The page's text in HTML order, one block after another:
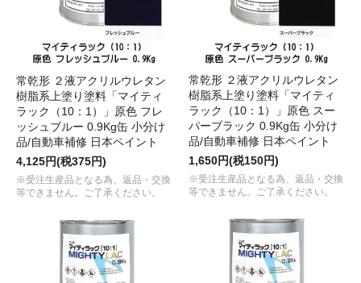
常乾形 ２液アクリルウレタン
樹脂系上塗り塗料「マイティ
ラック（10：1）」原色 フレ
ッシュブルー 0.9Kg缶 小分け
品/自動車補修 日本ペイント
4,125円(税375円)
※受注生産品となる為、返品・交換
等できません。ご了承ください。
常乾形 ２液アクリルウレタン
樹脂系上塗り塗料「マイティ
ラック（10：1）」原色 スー
パーブラック 0.9Kg缶 小分け
品/自動車補修 日本ペイント
1,650円(税150円)
※受注生産品となる為、返品・交換
等できません。ご了承ください。